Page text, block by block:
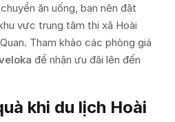
ăn uống, bạn nên đặt
vực trung tâm thị xã Hoài
Tham khảo các phòng giá
để nhận ưu đãi lên đến
khi du lịch Hoài